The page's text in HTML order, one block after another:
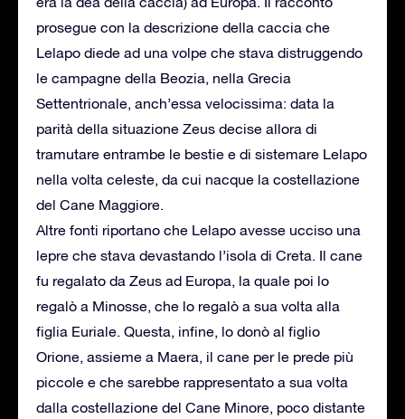
prosegue con la descrizione della caccia che
Lelapo diede ad una volpe che stava distruggendo
le campagne della Beozia, nella Grecia
Settentrionale, anch’essa velocissima: data la
parità della situazione Zeus decise allora di
tramutare entrambe le bestie e di sistemare Lelapo
nella volta celeste, da cui nacque la costellazione
del Cane Maggiore.
Altre fonti riportano che Lelapo avesse ucciso una
lepre che stava devastando l’isola di Creta. Il cane
fu regalato da Zeus ad Europa, la quale poi lo
regalò a Minosse, che lo regalò a sua volta alla
figlia Euriale. Questa, infine, lo donò al figlio
Orione, assieme a Maera, il cane per le prede più
piccole e che sarebbe rappresentato a sua volta
dalla costellazione del Cane Minore, poco distante